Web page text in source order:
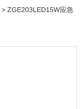
> ZGE203LED15W应急